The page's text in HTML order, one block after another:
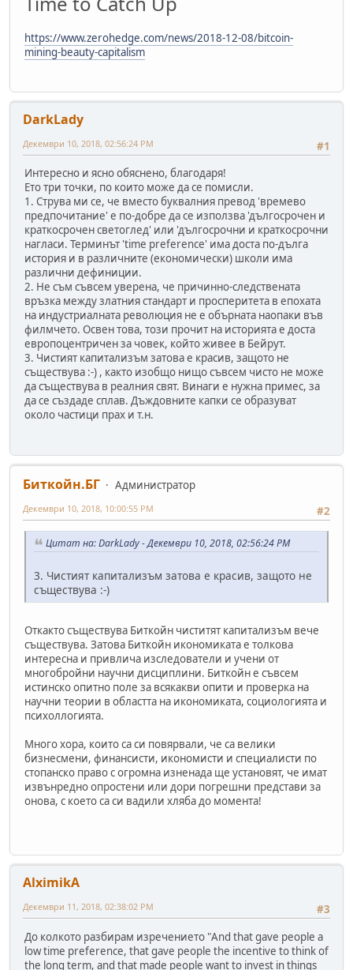
https://www.zerohedge.com/news/2018-12-08/bitcoin-
mining-beauty-capitalism
DarkLady
#1
Декември 10, 2018, 02:56:24 PM
Интересно и ясно обяснено, благодаря!
Ето три точки, по които може да се помисли.
1. Струва ми се, че вместо буквалния превод 'времево
предпочитание' е по-добре да се използва 'дългосрочен и
краткосрочен светоглед' или 'дългосрочни и краткосрочни
нагласи. Терминът 'time preference' има доста по-дълга
история и в различните (економически) школи има
различни дефиниции.
2. Не съм съвсем уверена, че причинно-следствената
връзка между златния стандарт и просперитета в епохата
на индустриалната революция не е обърната наопаки във
филмчето. Освен това, този прочит на историята е доста
европоцентричен за човек, който живее в Бейрут.
3. Чистият капитализъм затова е красив, защото не
съществува :-) , както изобщо нищо съвсем чисто не може
да съществува в реалния свят. Винаги е нужна примес, за
да се създаде сплав. Дъждовните капки се образуват
около частици прах и т.н.
Биткойн.БГ
Администратор
#2
Декември 10, 2018, 10:00:55 PM
Цитат на: DarkLady - Декември 10, 2018, 02:56:24 PM
3. Чистият капитализъм затова е красив, защото не
съществува :-)
Откакто съществува Биткойн чиститят капитализъм вече
съществува. Затова Биткойн икономиката е толкова
интересна и привлича изследователи и учени от
многобройни научни дисциплини. Биткойн е съвсем
истинско опитно поле за всякакви опити и проверка на
научни теории в областта на икономиката, социологията и
психоллогията.
Много хора, които са си повярвали, че са велики
бизнесмени, финансисти, икономисти и специалисти по
стопанско право с огромна изненада ще установят, че имат
извънредно опростени или дори погрешни представи за
онова, с което са си вадили хляба до момента!
AlximikA
#3
Декември 11, 2018, 02:38:02 PM
До колкото разбирам изречението "And that gave people a
low time preference, that gave people the incentive to think of
the long term, and that made people want to invest in things